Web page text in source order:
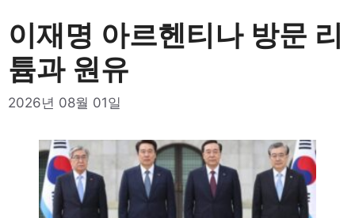
이재명 아르헨티나 방문 리
튬과 원유
2026년 08월 01일